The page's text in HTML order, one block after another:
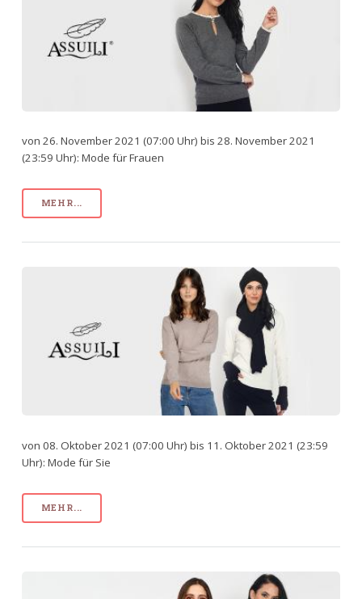
von 26. November 2021 (07:00 Uhr) bis 28. November 2021
(23:59 Uhr): Mode für Frauen
MEHR...
von 08. Oktober 2021 (07:00 Uhr) bis 11. Oktober 2021 (23:59
Uhr): Mode für Sie
MEHR...